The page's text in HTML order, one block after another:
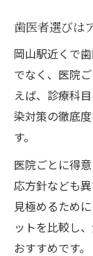
歯医者選びは
岡山駅近くで
でなく、医院
えば、診療科
染対策の徹底
す。
医院ごとに得
応方針なども
見極めるため
ットを比較し
おすすめです。